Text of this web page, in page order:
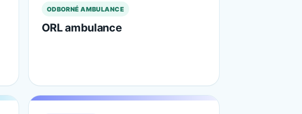
ODBORNÉ AMBULANCE
ORL ambulance